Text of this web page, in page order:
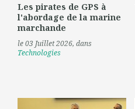
Les pirates de GPS à
l'abordage de la marine
marchande
le 03 Juillet 2026, dans
Technologies